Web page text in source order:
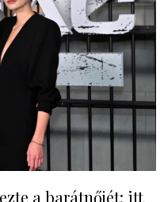
a barátnőjét: itt